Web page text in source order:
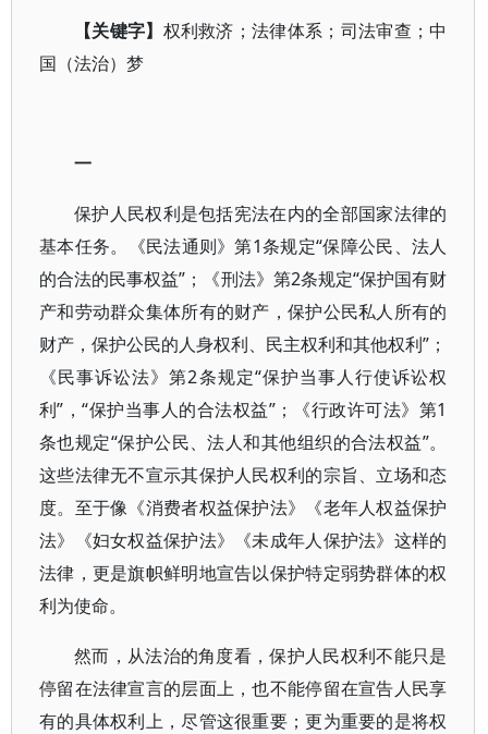
【关键字】 权利救济；法律体系；司法审查；中
国（法治）梦
一
保护人民权利是包括宪法在内的全部国家法律的
基本任务。《民法通则》第1条规定“保障公民、法人
的合法的民事权益”；《刑法》第2条规定“保护国有财
产和劳动群众集体所有的财产，保护公民私人所有的
财产，保护公民的人身权利、民主权利和其他权利”；
《民事诉讼法》第2条规定“保护当事人行使诉讼权
利”，“保护当事人的合法权益”；《行政许可法》第1
条也规定“保护公民、法人和其他组织的合法权益”。
这些法律无不宣示其保护人民权利的宗旨、立场和态
度。至于像《消费者权益保护法》《老年人权益保护
法》《妇女权益保护法》《未成年人保护法》这样的
法律，更是旗帜鲜明地宣告以保护特定弱势群体的权
利为使命。
然而，从法治的角度看，保护人民权利不能只是
停留在法律宣言的层面上，也不能停留在宣告人民享
有的具体权利上，尽管这很重要；更为重要的是将权